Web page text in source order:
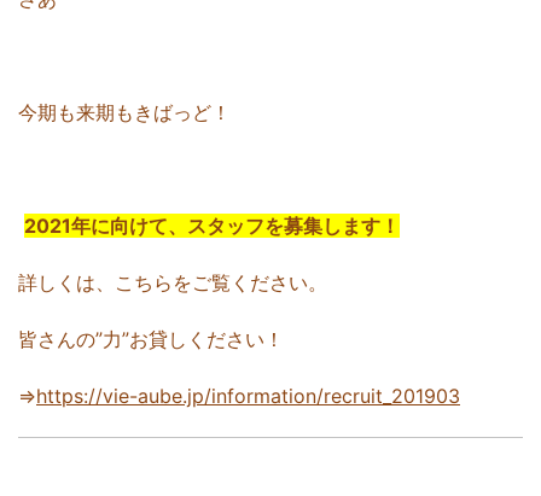
今期も来期もきばっど！
2021年に向けて、スタッフを募集します！
詳しくは、こちらをご覧ください。
皆さんの”力”お貸しください！
⇒https://vie-aube.jp/information/recruit_201903